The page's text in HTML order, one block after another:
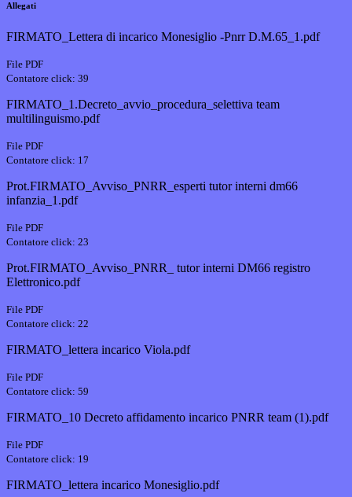
Allegati
FIRMATO_Lettera di incarico Monesiglio -Pnrr D.M.65_1.pdf
File PDF
Contatore click: 39
FIRMATO_1.Decreto_avvio_procedura_selettiva team
multilinguismo.pdf
File PDF
Contatore click: 17
Prot.FIRMATO_Avviso_PNRR_esperti tutor interni dm66
infanzia_1.pdf
File PDF
Contatore click: 23
Prot.FIRMATO_Avviso_PNRR_ tutor interni DM66 registro
Elettronico.pdf
File PDF
Contatore click: 22
FIRMATO_lettera incarico Viola.pdf
File PDF
Contatore click: 59
FIRMATO_10 Decreto affidamento incarico PNRR team (1).pdf
File PDF
Contatore click: 19
FIRMATO_lettera incarico Monesiglio.pdf